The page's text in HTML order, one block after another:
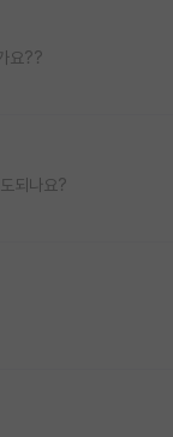
요??
되나요?